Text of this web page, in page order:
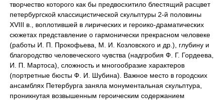
творчество которого как бы предвосхитило блестящий расцвет
петербургской классицистической скульптуры 2-й половины
XVIII в., воплотившей в лирических и героико-драматических
сюжетах представление о гармонически прекрасном человеке
(работы И. П. Прокофьева, М. И. Козловского и др.), глубину и
благородство человеческого чувства (надгробия Ф. Г. Гордеева,
И. П. Мартоса), сложность и многообразие характеров
(портретные бюсты Ф. И. Шубина). Важное место в городских
ансамблях Петербурга заняла монументальная скульптура,
проникнутая возвышенным героическим содержанием